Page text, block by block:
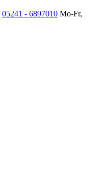
05241 - 6897010 Mo-Fr,